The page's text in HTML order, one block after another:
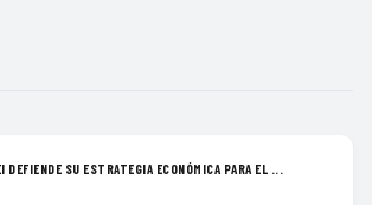
DEFIENDE SU ESTRATEGIA ECONÓMICA PARA EL ...